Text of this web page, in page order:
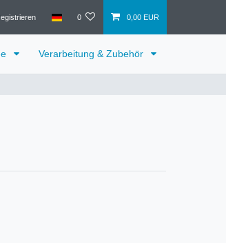
0 0,00 EUR
Verarbeitung & Zubehör